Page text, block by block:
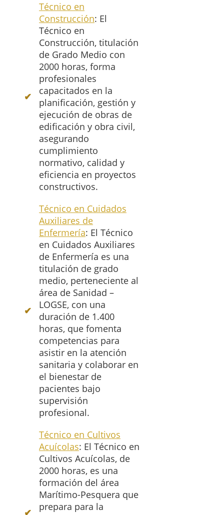
Técnico en
Construcción: El
Técnico en
Construcción, titulación
de Grado Medio con
2000 horas, forma
profesionales
capacitados en la
planificación, gestión y
ejecución de obras de
edificación y obra civil,
asegurando
cumplimiento
normativo, calidad y
eficiencia en proyectos
constructivos.
Técnico en Cuidados
Auxiliares de
Enfermería: El Técnico
en Cuidados Auxiliares
de Enfermería es una
titulación de grado
medio, perteneciente al
área de Sanidad –
LOGSE, con una
duración de 1.400
horas, que fomenta
competencias para
asistir en la atención
sanitaria y colaborar en
el bienestar de
pacientes bajo
supervisión
profesional.
Técnico en Cultivos
Acuícolas: El Técnico en
Cultivos Acuícolas, de
2000 horas, es una
formación del área
Marítimo-Pesquera que
prepara para la